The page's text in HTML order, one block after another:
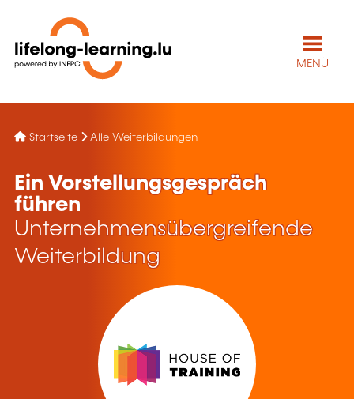
MENÜ
Startseite Alle Weiterbildungen
Ein Vorstellungsgespräch
führen
Unternehmensübergreifende
Weiterbildung